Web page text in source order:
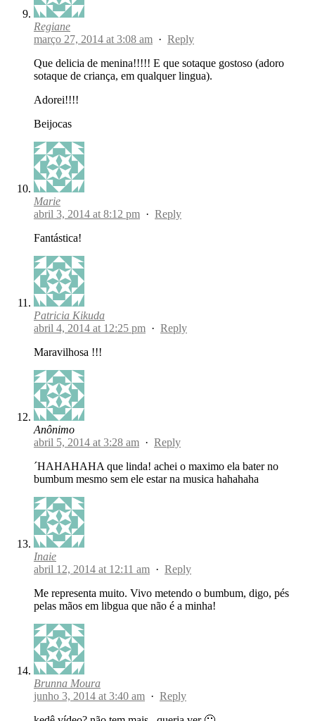
Regiane
março 27, 2014 at 3:08 am · Reply
Que delicia de menina!!!!! E que sotaque gostoso (adoro
sotaque de criança, em qualquer lingua).
Adorei!!!!
Beijocas
Marie
abril 3, 2014 at 8:12 pm · Reply
Fantástica!
Patricia Kikuda
abril 4, 2014 at 12:25 pm · Reply
Maravilhosa !!!
Anônimo
abril 5, 2014 at 3:28 am · Reply
´HAHAHAHA que linda! achei o maximo ela bater no
bumbum mesmo sem ele estar na musica hahahaha
Inaie
abril 12, 2014 at 12:11 am · Reply
Me representa muito. Vivo metendo o bumbum, digo, pés
pelas mãos em libgua que não é a minha!
Brunna Moura
junho 3, 2014 at 3:40 am · Reply